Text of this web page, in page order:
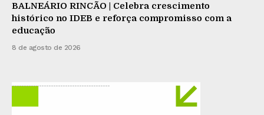
BALNEÁRIO RINCÃO | Celebra crescimento
histórico no IDEB e reforça compromisso com a
educação
8 de agosto de 2026